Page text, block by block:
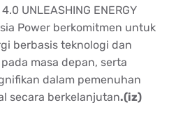
UNLEASHING ENERGY
Power berkomitmen untuk
berbasis teknologi dan
masa depan, serta
dalam pemenuhan
secara berkelanjutan.(iz)